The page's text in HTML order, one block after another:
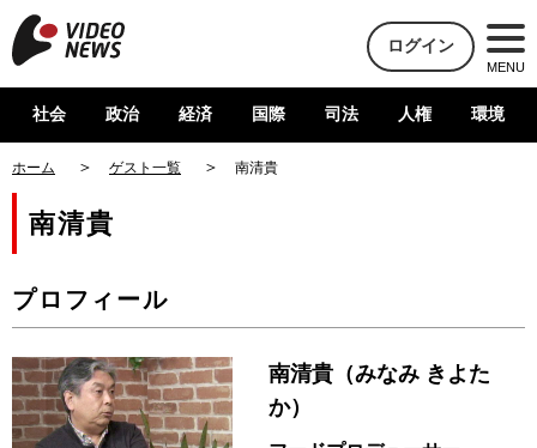
ログイン
MENU
社会 政治 経済 国際 司法 人権 環境
ホーム ゲスト一覧 南清貴
南清貴
プロフィール
南清貴（みなみ きよた
か）